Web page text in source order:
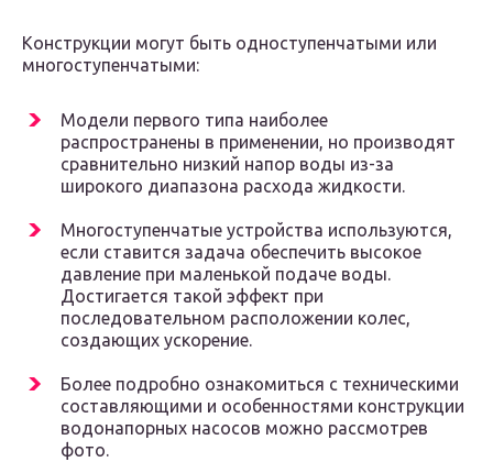
Конструкции могут быть одноступенчатыми или
многоступенчатыми:
Модели первого типа наиболее
распространены в применении, но производят
сравнительно низкий напор воды из-за
широкого диапазона расхода жидкости.
Многоступенчатые устройства используются,
если ставится задача обеспечить высокое
давление при маленькой подаче воды.
Достигается такой эффект при
последовательном расположении колес,
создающих ускорение.
Более подробно ознакомиться с техническими
составляющими и особенностями конструкции
водонапорных насосов можно рассмотрев
фото.